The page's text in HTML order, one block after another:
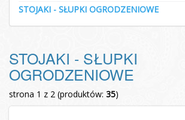
STOJAKI - SŁUPKI OGRODZENIOWE
STOJAKI - SŁUPKI
OGRODZENIOWE
strona 1 z 2 (produktów: 35)